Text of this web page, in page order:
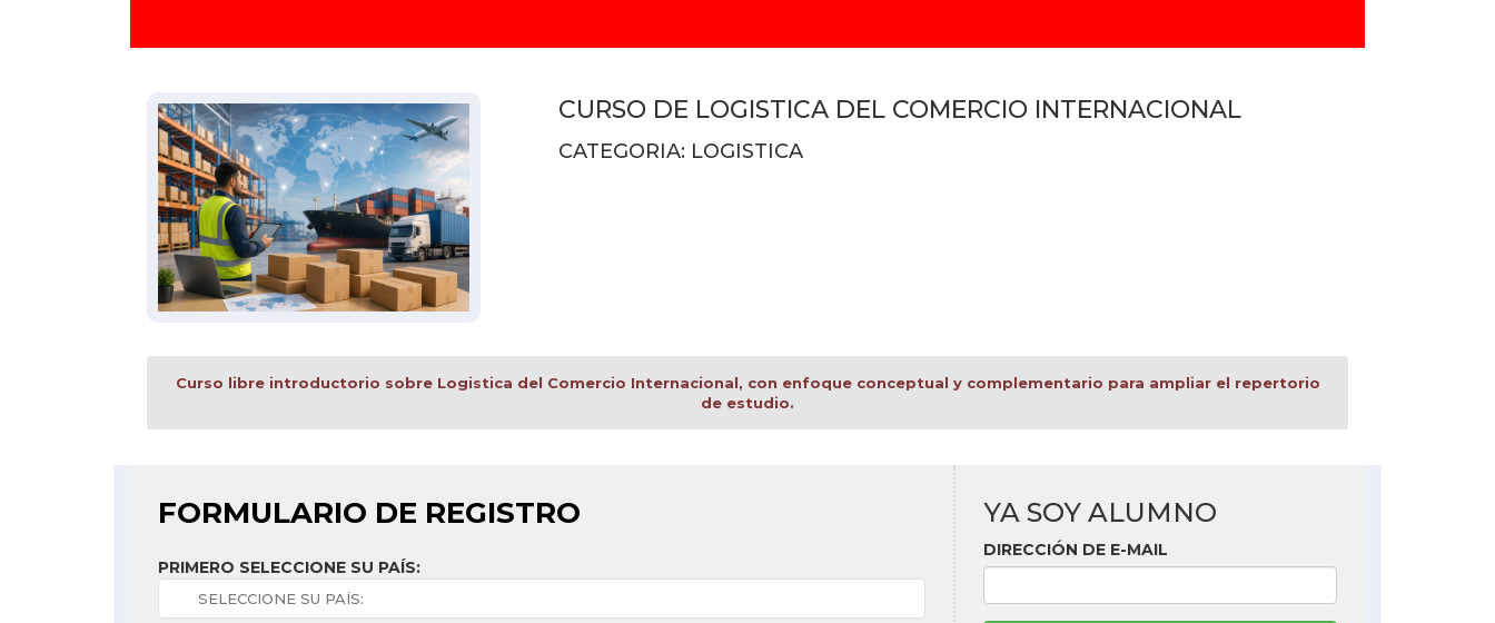
CURSO DE LOGISTICA DEL COMERCIO INTERNACIONAL
CATEGORIA: LOGISTICA
Curso libre introductorio sobre Logistica del Comercio Internacional, con enfoque conceptual y complementario para ampliar el repertorio
de estudio.
FORMULARIO DE REGISTRO
PRIMERO SELECCIONE SU PAÍS:
YA SOY ALUMNO
DIRECCIÓN DE E-MAIL